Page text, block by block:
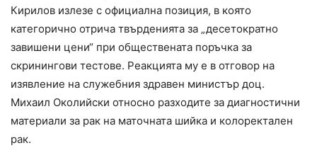
Кирилов излезе с официална позиция, в която
категорично отрича твърденията за „десетократно
завишени цени“ при обществената поръчка за
скринингови тестове. Реакцията му е в отговор на
изявление на служебния здравен министър доц.
Михаил Околийски относно разходите за диагностични
материали за рак на маточната шийка и колоректален
рак.